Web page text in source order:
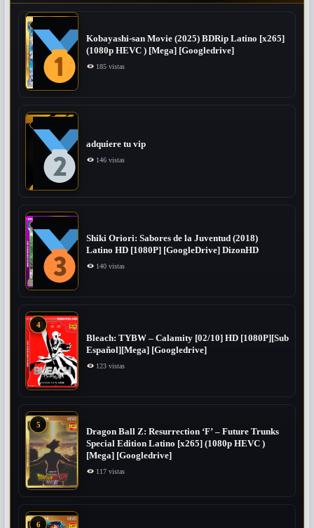
Kobayashi-san Movie (2025) BDRip Latino [x265]
(1080p HEVC ) [Mega] [Googledrive]
185 vistas
adquiere tu vip
146 vistas
Shiki Oriori: Sabores de la Juventud (2018)
Latino HD [1080P] [GoogleDrive] DizonHD
140 vistas
4
Bleach: TYBW – Calamity [02/10] HD [1080P][Sub
Español][Mega] [Googledrive]
123 vistas
5
Dragon Ball Z: Resurrection ‘F’ – Future Trunks
Special Edition Latino [x265] (1080p HEVC )
[Mega] [Googledrive]
117 vistas
6